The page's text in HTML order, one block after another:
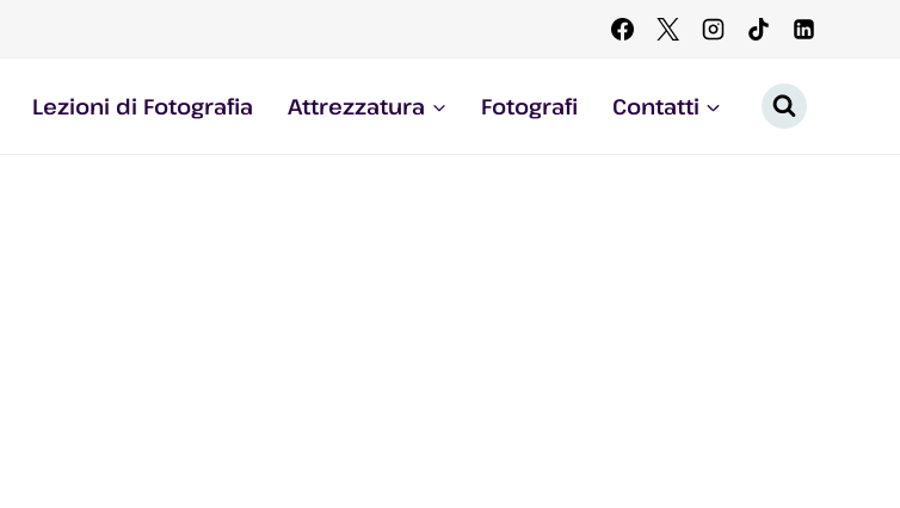
Lezioni di Fotografia Attrezzatura Fotografi Contatti